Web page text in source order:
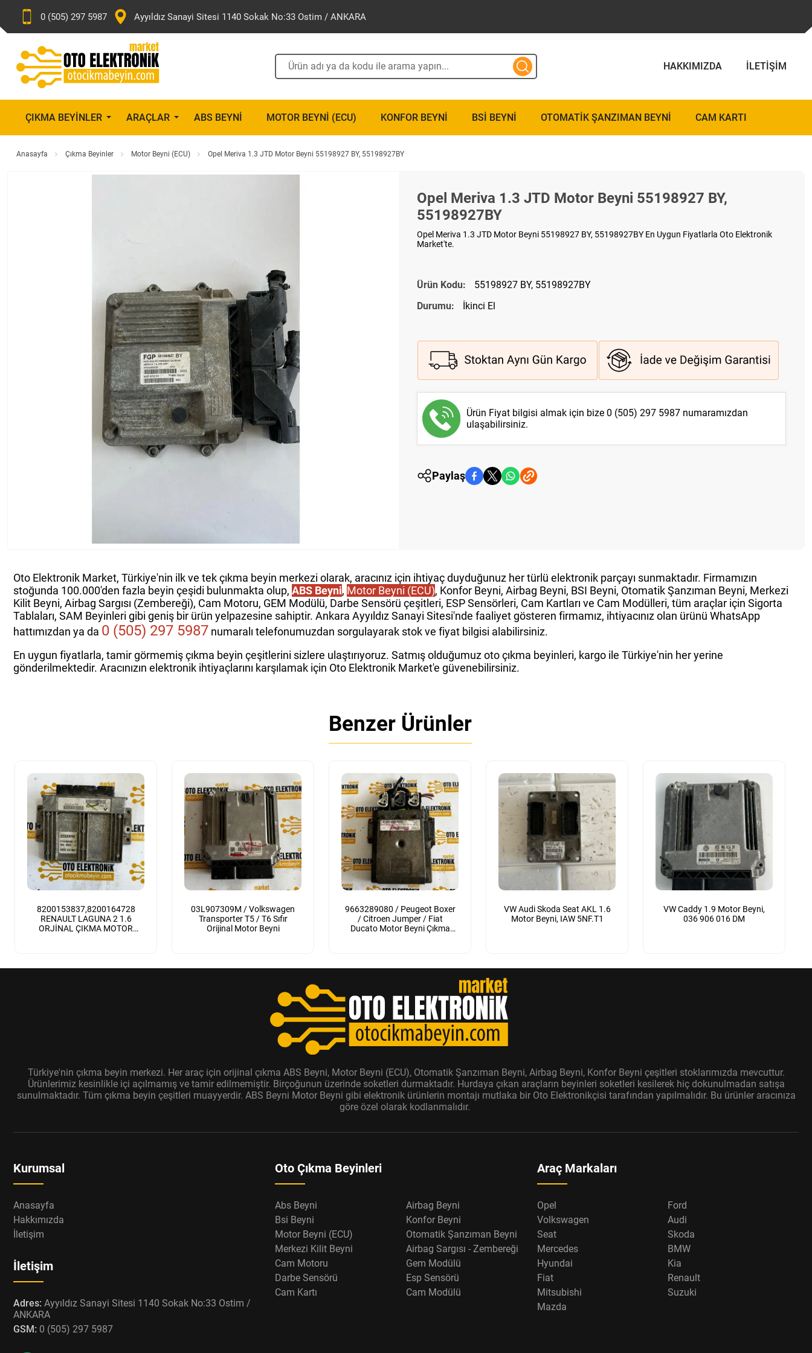
0 (505) 297 5987 Ayyıldız Sanayi Sitesi 1140 Sokak No:33 Ostim / ANKARA
HAKKIMIZDA İLETIŞIM
ÇIKMA BEYINLER ARAÇLAR ABS BEYNI MOTOR BEYNI (ECU) KONFOR BEYNI BSI BEYNI OTOMATIK ŞANZIMAN BEYNI CAM KARTI
Anasayfa Çıkma Beyinler Motor Beyni (ECU) Opel Meriva 1.3 JTD Motor Beyni 55198927 BY, 55198927BY
Opel Meriva 1.3 JTD Motor Beyni 55198927 BY,
55198927BY
Opel Meriva 1.3 JTD Motor Beyni 55198927 BY, 55198927BY En Uygun Fiyatlarla Oto Elektronik
Market'te.
Ürün Kodu:
55198927 BY, 55198927BY
Durumu:
İkinci El
Ürün Fiyat bilgisi almak için bize0 (505) 297 5987 numaramızdan
ulaşabilirsiniz.
Paylaş
Oto Elektronik Market, Türkiye'nin ilk ve tek çıkma beyin merkezi olarak, aracınız için ihtiyaç duyduğunuz her türlü elektronik parçayı sunmaktadır. Firmamızın
stoğunda 100.000'den fazla beyin çeşidi bulunmakta olup, ABS Beyni, Motor Beyni (ECU), Konfor Beyni, Airbag Beyni, BSI Beyni, Otomatik Şanzıman Beyni, Merkezi
Kilit Beyni, Airbag Sargısı (Zembereği), Cam Motoru, GEM Modülü, Darbe Sensörü çeşitleri, ESP Sensörleri, Cam Kartları ve Cam Modülleri, tüm araçlar için Sigorta
Tablaları, SAM Beyinleri gibi geniş bir ürün yelpazesine sahiptir. Ankara Ayyıldız Sanayi Sitesi'nde faaliyet gösteren firmamız, ihtiyacınız olan ürünü WhatsApp
hattımızdan ya da 0 (505) 297 5987 numaralı telefonumuzdan sorgulayarak stok ve fiyat bilgisi alabilirsiniz.
En uygun fiyatlarla, tamir görmemiş çıkma beyin çeşitlerini sizlere ulaştırıyoruz. Satmış olduğumuz oto çıkma beyinleri, kargo ile Türkiye'nin her yerine
gönderilmektedir. Aracınızın elektronik ihtiyaçlarını karşılamak için Oto Elektronik Market'e güvenebilirsiniz.
Benzer Ürünler
8200153837,8200164728
RENAULT LAGUNA 2 1.6
ORJİNAL ÇIKMA MOTOR
03L907309M / Volkswagen
Transporter T5 / T6 Sıfır
Orijinal Motor Beyni
9663289080 / Peugeot Boxer
/ Citroen Jumper / Fiat
Ducato Motor Beyni Çıkma
VW Audi Skoda Seat AKL 1.6
Motor Beyni, IAW 5NF.T1
VW Caddy 1.9 Motor Beyni,
036 906 016 DM
Türkiye'nin çıkma beyin merkezi. Her araç için orijinal çıkma ABS Beyni, Motor Beyni (ECU), Otomatik Şanzıman Beyni, Airbag Beyni, Konfor Beyni çeşitleri stoklarımızda mevcuttur.
Ürünlerimiz kesinlikle içi açılmamış ve tamir edilmemiştir. Birçoğunun üzerinde soketleri durmaktadır. Hurdaya çıkan araçların beyinleri soketleri kesilerek hiç dokunulmadan satışa
sunulmaktadır. Tüm çıkma beyin çeşitleri muayyerdir. ABS Beyni Motor Beyni gibi elektronik ürünlerin montajı mutlaka bir Oto Elektronikçisi tarafından yapılmalıdır. Bu ürünler aracınıza
göre özel olarak kodlanmalıdır.
Kurumsal
Anasayfa
Hakkımızda
İletişim
İletişim
Adres: Ayyıldız Sanayi Sitesi 1140 Sokak No:33 Ostim /
ANKARA
GSM: 0 (505) 297 5987
Oto Çıkma Beyinleri
Abs Beyni
Airbag Beyni
Bsi Beyni
Konfor Beyni
Motor Beyni (ECU)
Otomatik Şanzıman Beyni
Merkezi Kilit Beyni
Airbag Sargısı - Zembereği
Cam Motoru
Gem Modülü
Darbe Sensörü
Esp Sensörü
Cam Kartı
Cam Modülü
Araç Markaları
Opel
Ford
Volkswagen
Audi
Seat
Skoda
Mercedes
BMW
Hyundai
Kia
Fiat
Renault
Mitsubishi
Suzuki
Mazda